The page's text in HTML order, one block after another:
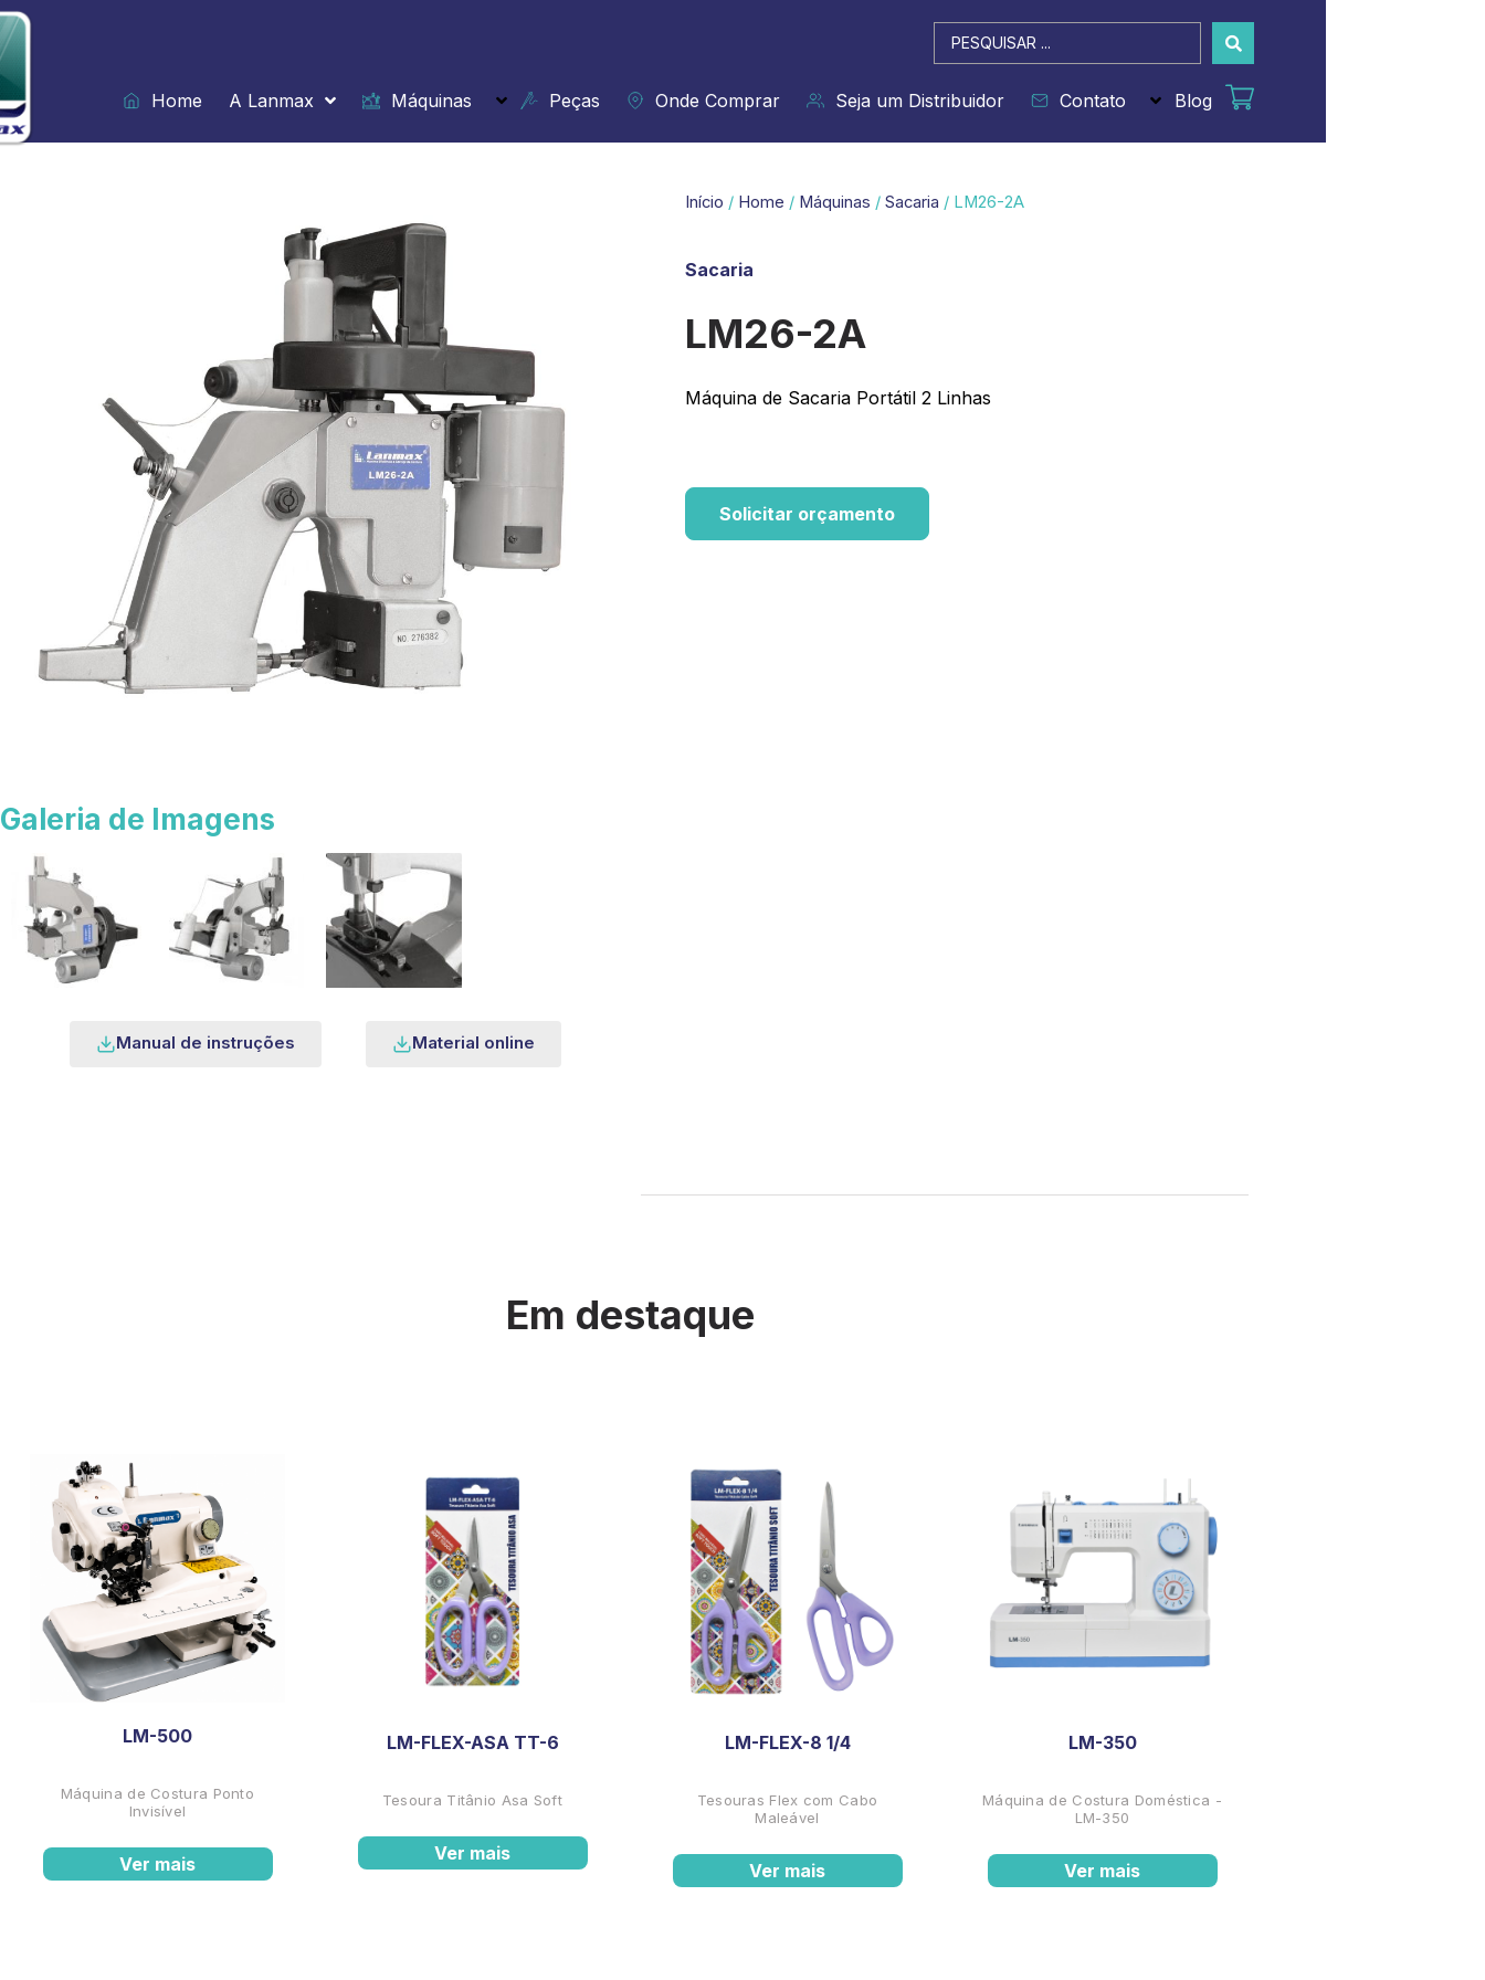
Ir
para
o
conteúdo
Pesquisar
...
Home
A Lanmax Máquinas Peças Onde Comprar Seja um Distribuidor Contato Blog
Galeria de Imagens
Manual de instruções Material online
Início / Home / Máquinas / Sacaria / LM26-2A
Sacaria
LM26-2A
Máquina de Sacaria Portátil 2 Linhas
Solicitar orçamento
Em destaque
LM-500
Máquina de Costura Ponto
Invisível
Ver mais
LM-FLEX-ASA TT-6
Tesoura Titânio Asa Soft
Ver mais
LM-FLEX-8 1/4
Tesouras Flex com Cabo
Maleável
Ver mais
LM-350
Máquina de Costura Doméstica -
LM-350
Ver mais